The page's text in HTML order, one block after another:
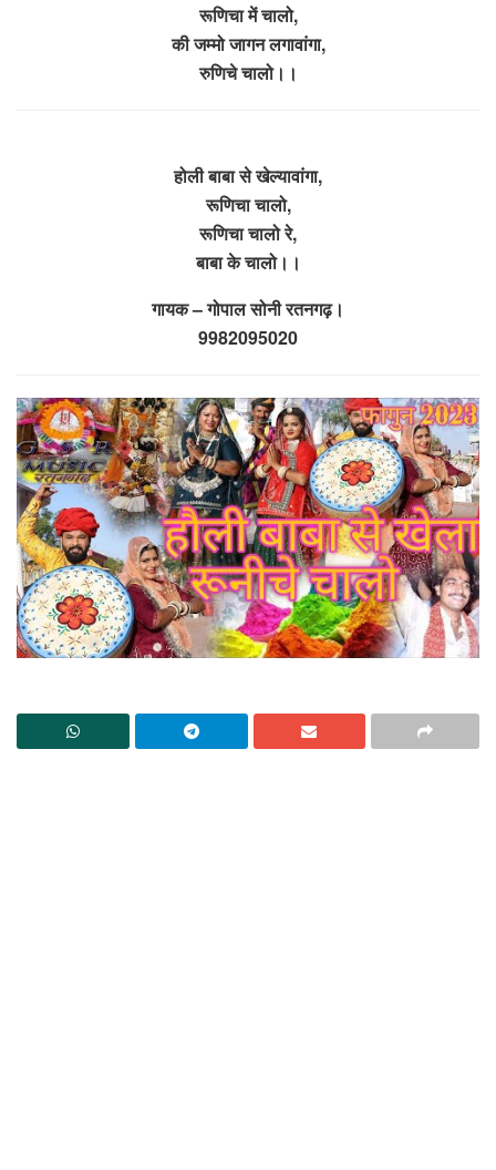
रूणिचा में चालो,
की जम्मो जागन लगावांगा,
रुणिचे चालो।।
होली बाबा से खेल्यावांगा,
रूणिचा चालो,
रूणिचा चालो रे,
बाबा के चालो।।
गायक – गोपाल सोनी रतनगढ़।
9982095020